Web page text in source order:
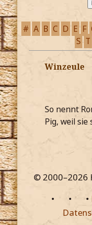
# A B C D E F
S T
Winzeule
So nennt
Pig, weil sie
© 2000–2026
•
• •